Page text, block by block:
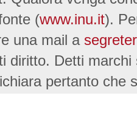
(www.inu.it).
una mail a
diritto. Detti
pertanto che